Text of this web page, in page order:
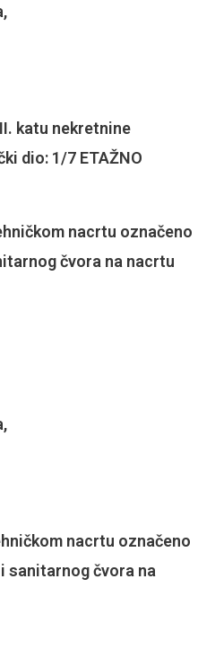
katu nekretnine
dio: 1/7 ETAŽNO
nacrtu označeno
čvora na nacrtu
nacrtu označeno
sanitarnog čvora na